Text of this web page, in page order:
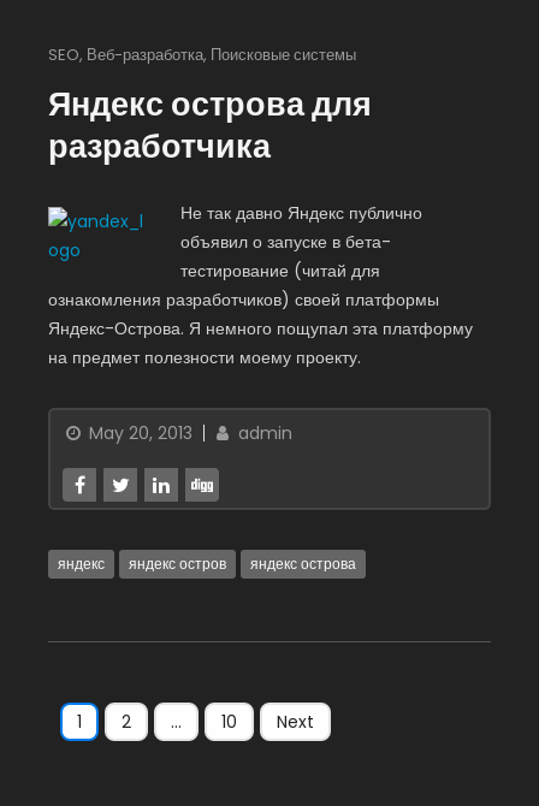
SEO, Веб-разработка, Поисковые системы
Яндекс острова для
разработчика
Не так давно Яндекс публично
объявил о запуске в бета-
тестирование (читай для
ознакомления разработчиков) своей платформы
Яндекс-Острова. Я немного пощупал эта платформу
на предмет полезности моему проекту.
May 20, 2013 admin
яндекс яндекс остров яндекс острова
1 2 … 10 Next